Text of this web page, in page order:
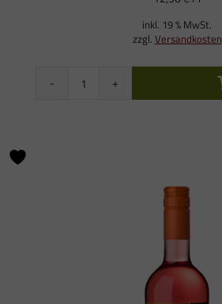
inkl. 19 % MwSt.
zzgl. Versandkosten
Zero